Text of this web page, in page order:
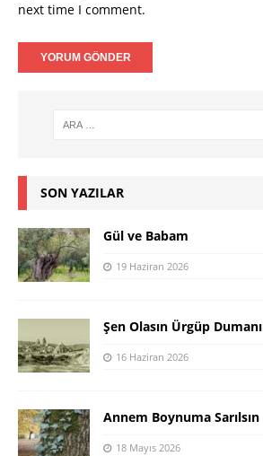
next time I comment.
SON YAZILAR
Gül ve Babam
19 Haziran 2026
Şen Olasın Ürgüp
16 Haziran 2026
Annem Boynuma Sarılsın
18 Mayıs 2026